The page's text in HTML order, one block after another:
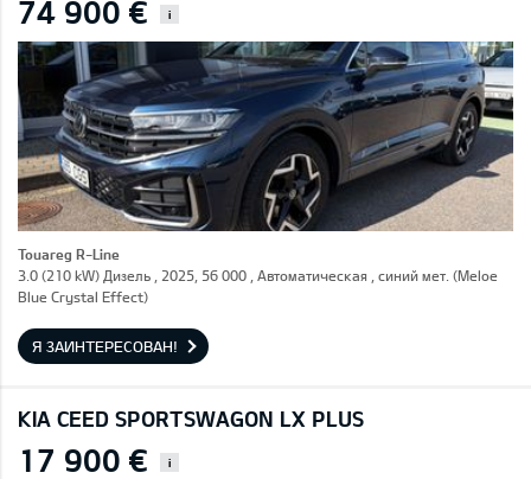
74 900 € i
Touareg R-Line
3.0 (210 kW) Дизель , 2025, 56 000 , Автоматическая , синий мет. (Meloe
Blue Crystal Effect)
Я ЗАИНТЕРЕСОВАН!
KIA CEED SPORTSWAGON LX PLUS
17 900 € i